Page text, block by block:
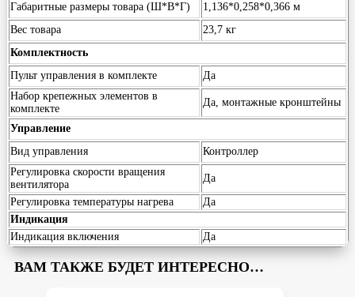
Габаритные размеры товара (Ш*В*Г)
1,136*0,258*0,366 м
Вес товара
23,7 кг
Комплектность
Пульт управления в комплекте
Да
Набор крепежных элементов в
комплекте
Да, монтажные кронштейны
Управление
Вид управления
Контроллер
Регулировка скорости вращения
вентилятора
Да
Регулировка температуры нагрева
Да
Индикация
Индикация включения
Да
ВАМ ТАКЖЕ БУДЕТ ИНТЕРЕСНО…